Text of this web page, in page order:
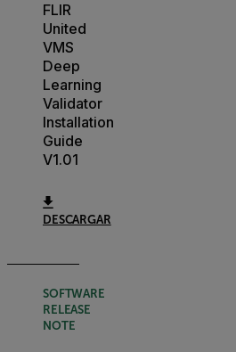
FLIR
United
VMS
Deep
Learning
Validator
Installation
Guide
V1.01
DESCARGAR
SOFTWARE
RELEASE
NOTE